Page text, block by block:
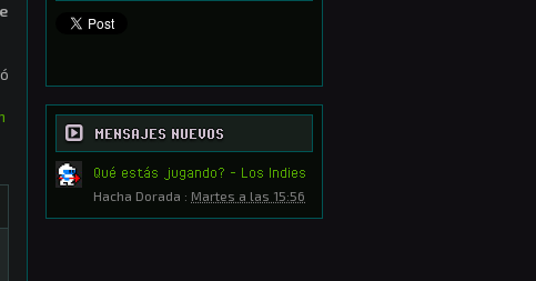
MENSAJES NUEVOS
Qué estás jugando? - Los Indies
Hacha Dorada : Martes a las 15:56